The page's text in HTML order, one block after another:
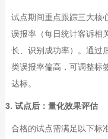
试点期间重点跟踪三大核
误报率（每日统计客诉相
长、识别成功率）。通过
类误报率偏高，可调整标
达标。
3. 试点后：量化效果评估
合格的试点需满足以下标